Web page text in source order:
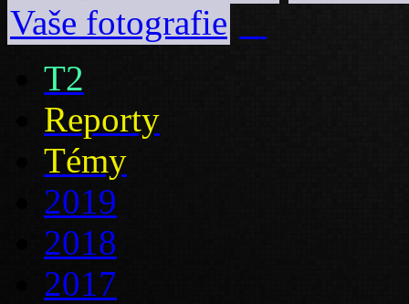
Vaše fotografie
T2
Reporty
Témy
2019
2018
2017